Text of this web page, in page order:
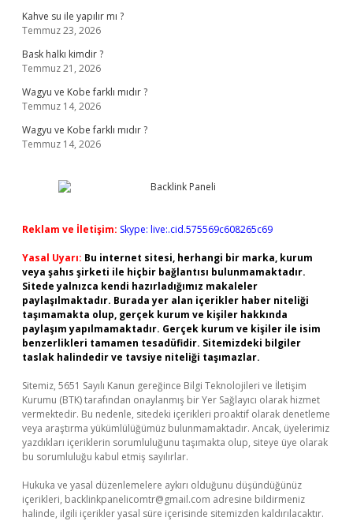
Kahve su ile yapılır mı ?
Temmuz 23, 2026
Bask halkı kimdir ?
Temmuz 21, 2026
Wagyu ve Kobe farklı mıdır ?
Temmuz 14, 2026
Wagyu ve Kobe farklı mıdır ?
Temmuz 14, 2026
Reklam ve İletişim: Skype: live:.cid.575569c608265c69
Yasal Uyarı: Bu internet sitesi, herhangi bir marka, kurum
veya şahıs şirketi ile hiçbir bağlantısı bulunmamaktadır.
Sitede yalnızca kendi hazırladığımız makaleler
paylaşılmaktadır. Burada yer alan içerikler haber niteliği
taşımamakta olup, gerçek kurum ve kişiler hakkında
paylaşım yapılmamaktadır. Gerçek kurum ve kişiler ile isim
benzerlikleri tamamen tesadüfidir. Sitemizdeki bilgiler
taslak halindedir ve tavsiye niteliği taşımazlar.
Sitemiz, 5651 Sayılı Kanun gereğince Bilgi Teknolojileri ve İletişim
Kurumu (BTK) tarafından onaylanmış bir Yer Sağlayıcı olarak hizmet
vermektedir. Bu nedenle, sitedeki içerikleri proaktif olarak denetleme
veya araştırma yükümlülüğümüz bulunmamaktadır. Ancak, üyelerimiz
yazdıkları içeriklerin sorumluluğunu taşımakta olup, siteye üye olarak
bu sorumluluğu kabul etmiş sayılırlar.
Hukuka ve yasal düzenlemelere aykırı olduğunu düşündüğünüz
içerikleri, backlinkpanelicomtr@gmail.com adresine bildirmeniz
halinde, ilgili içerikler yasal süre içerisinde sitemizden kaldırılacaktır.